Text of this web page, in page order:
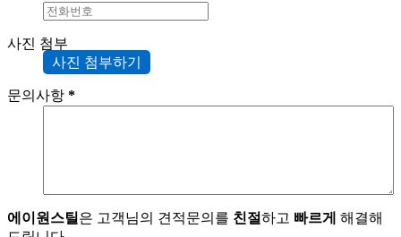
사진 첨부
사진 첨부하기
문의사항 *
에이원스틸 은 고객님의 견적문의를 친절하고 빠르게 해결해